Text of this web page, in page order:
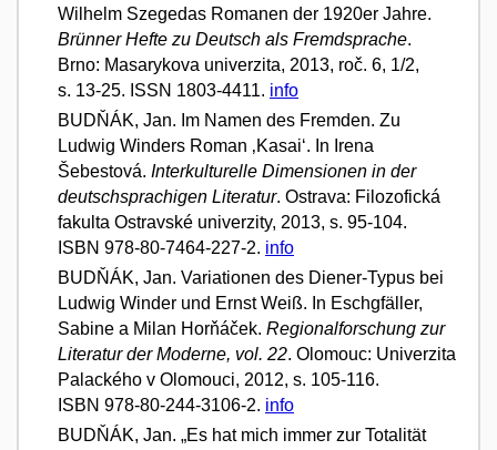
Wilhelm Szegedas Romanen der 1920er Jahre.
Brünner Hefte zu Deutsch als Fremdsprache.
Brno: Masarykova univerzita, 2013, roč. 6, 1/2,
s. 13-25. ISSN 1803-4411. info
BUDŇÁK, Jan. Im Namen des Fremden. Zu
Ludwig Winders Roman ‚Kasai‘. In Irena
Šebestová. Interkulturelle Dimensionen in der
deutschsprachigen Literatur. Ostrava: Filozofická
fakulta Ostravské univerzity, 2013, s. 95-104.
ISBN 978-80-7464-227-2. info
BUDŇÁK, Jan. Variationen des Diener-Typus bei
Ludwig Winder und Ernst Weiß. In Eschgfäller,
Sabine a Milan Horňáček. Regionalforschung zur
Literatur der Moderne, vol. 22. Olomouc: Univerzita
Palackého v Olomouci, 2012, s. 105-116.
ISBN 978-80-244-3106-2. info
BUDŇÁK, Jan. „Es hat mich immer zur Totalität